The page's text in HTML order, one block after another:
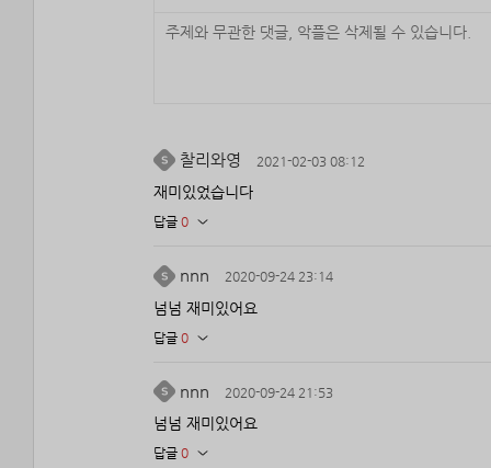
찰리와영 2021-02-03 08:12
재미있었습니다
답글 0
nnn 2020-09-24 23:14
넘넘 재미있어요
답글 0
nnn 2020-09-24 21:53
넘넘 재미있어요
답글 0